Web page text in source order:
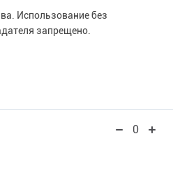
Использование без
запрещено.
0